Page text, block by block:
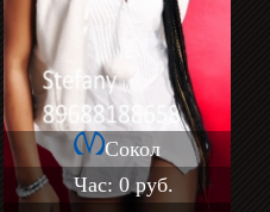
Сокол
Час: 0 руб.